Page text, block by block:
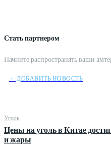
Стать партнером
Начните распространять ваши
﹢ ДОБАВИТЬ НОВОСТЬ
Уголь
Цены на уголь в Китае
и жары